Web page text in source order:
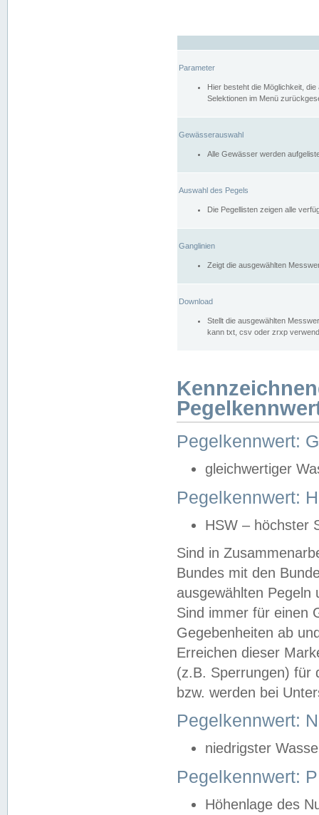
Parameter
Hier besteht die Möglichkeit,
Selektionen im Menü
Gewässerauswahl
Alle Gewässer werden
Auswahl des Pegels
Die Pegellisten zeigen alle
Ganglinien
Zeigt die ausgewählten
Download
Stellt die ausgewählten
kann txt, csv oder zrxp
Pegelkennwert:
gleichwertiger
Pegelkennwert:
HSW – höchster
Sind in
Bundes mit den
ausgewählten
Sind immer für einen
Gegebenheiten ab
Erreichen dieser
(z.B. Sperrungen) für
bzw. werden bei
Pegelkennwert:
niedrigster
Pegelkennwert:
Höhenlage des